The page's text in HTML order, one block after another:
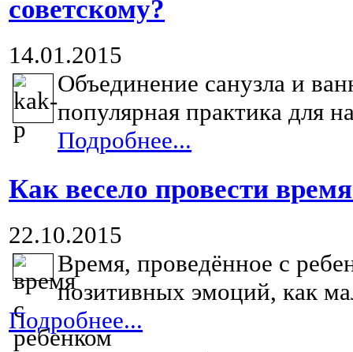
советскому?
14.01.2015
Объединение санузла и
популярная практика для
Подробнее...
Как весело провести
22.10.2015
Время, проведённое с
позитивных эмоций, как
Подробнее...